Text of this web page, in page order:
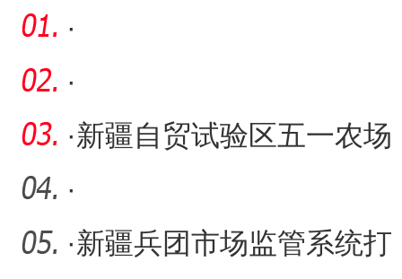
·
·
·新疆自贸试验区五一农场
区块：优质营商环境吸引
众
·
·新疆兵团市场监管系统打